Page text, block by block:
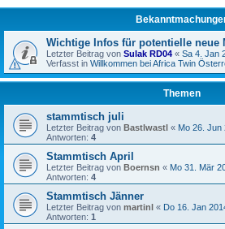
Wichtige Infos für potentielle neue
Letzter Beitrag von Sulak RD04 « Sa 4. Jan
Verfasst in Willkommen bei Africa Twin
Themen
stammtisch juli
Letzter Beitrag von Bastlwastl « Mo 26. Jun
Antworten: 4
Stammtisch April
Letzter Beitrag von Boernsn « Mo 31. Mär
Antworten: 4
Stammtisch Jänner
Letzter Beitrag von martinl « Do 16. Jan
Antworten: 1